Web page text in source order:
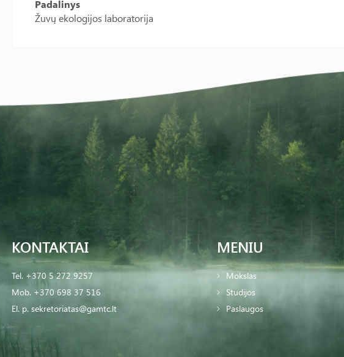
Padalinys
Žuvų ekologijos laboratorija
KONTAKTAI
Tel. +370 5 272 9257
Mob. +370 698 37 516
El. p. sekretoriatas@gamtc.lt
MENIU
Mokslas
Studijos
Paslaugos